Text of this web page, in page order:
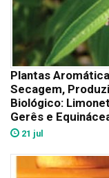
Plantas
Secagem,
Biológico:
Gerês e
21 jul